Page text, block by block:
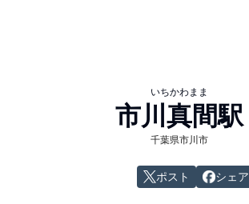
いちかわまま
市川真間駅
千葉県市川市
ポスト シェア